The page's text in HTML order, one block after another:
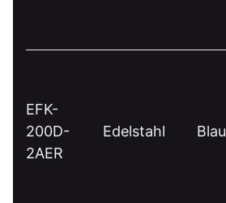
EFK-
200D-
2AER
Edelstahl Blau